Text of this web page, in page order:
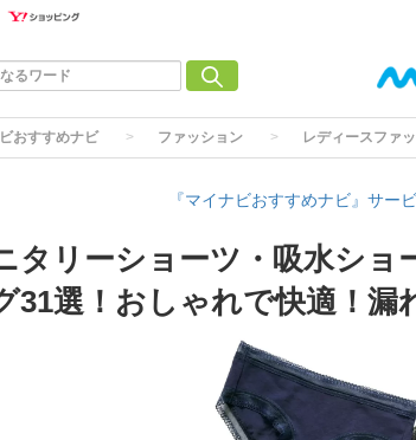
おすすめナビ ファッション レディースファ
『マイナビおすすめナビ』サー
タリーショーツ・吸水ショ
31選！おしゃれで快適！漏